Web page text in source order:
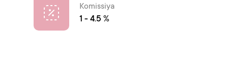
Komissiya
1 - 4.5 %